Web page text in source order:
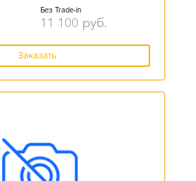
Без Trade-in
11 100 руб.
Заказать